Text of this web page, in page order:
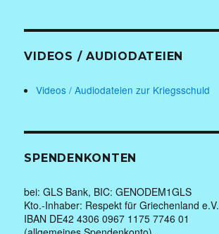
VIDEOS / AUDIODATEIEN
Videos / Audiodateien zur Kriegsschuld
SPENDENKONTEN
bei: GLS Bank, BIC: GENODEM1GLS
Kto.-Inhaber: Respekt für Griechenland e.V.
IBAN DE42 4306 0967 1175 7746 01